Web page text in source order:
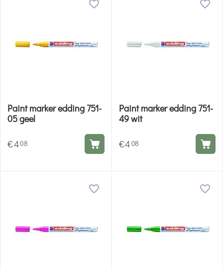
Paint marker edding 751-
05 geel
€408
Paint marker edding 751-
49 wit
€408